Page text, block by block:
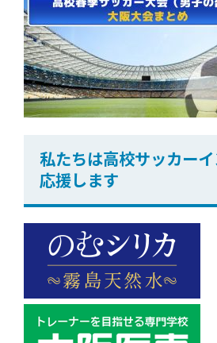
私たちは高校サッカー
応援します